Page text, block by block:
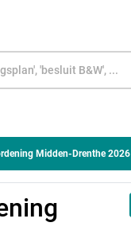
Midden-Drenthe 2026